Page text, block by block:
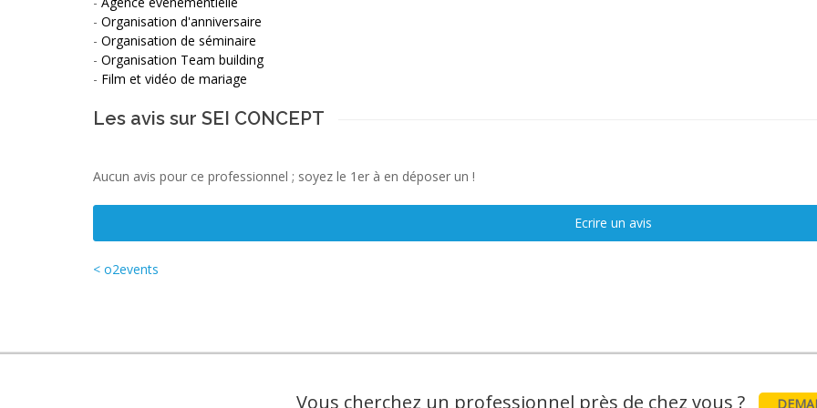
- Organisation d'anniversaire
- Organisation de séminaire
- Organisation Team building
- Film et vidéo de mariage
Les avis sur SEI CONCEPT
Aucun avis pour ce professionnel ; soyez le 1er à en déposer un !
Ecrire un avis
< o2events
Vous cherchez un professionnel près de chez vous ?